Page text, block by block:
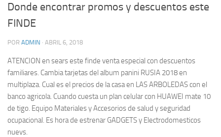
Donde encontrar promos y descuentos este
FINDE
POR ADMIN · ABRIL 6, 2018
ATENCION en sears este finde venta especial con descuentos
familiares. Cambia tarjetas del album panini RUSIA 2018 en
multiplaza. Cual es el precios de la casa en LAS ARBOLEDAS con el
banco agricola. Cuando cuesta un plan celular con HUAWEI mate 10
de tigo. Equipo Materiales y Accesorios de salud y seguridad
ocupacional. Es hora de estrenar GADGETS y Electrodomesticos
nuevs.